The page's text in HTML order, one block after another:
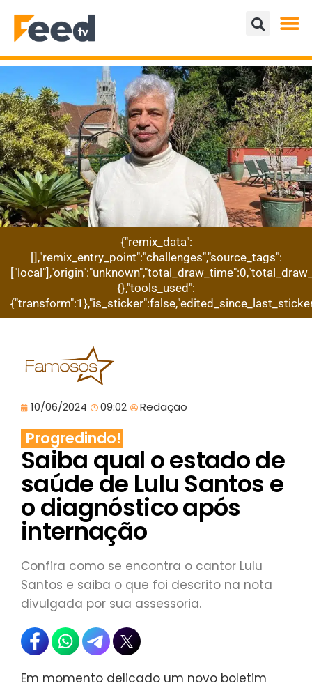
{"remix_data":
[],"remix_entry_point":"challenges","source_tags":
{},"tools_used":
10/06/2024 09:02 Redação
Progredindo!
Saiba qual o estado de
saúde de Lulu Santos e
o diagnóstico após
internação
Confira como se encontra o cantor Lulu
Santos e saiba o que foi descrito na nota
divulgada por sua assessoria.
Em momento delicado um novo boletim